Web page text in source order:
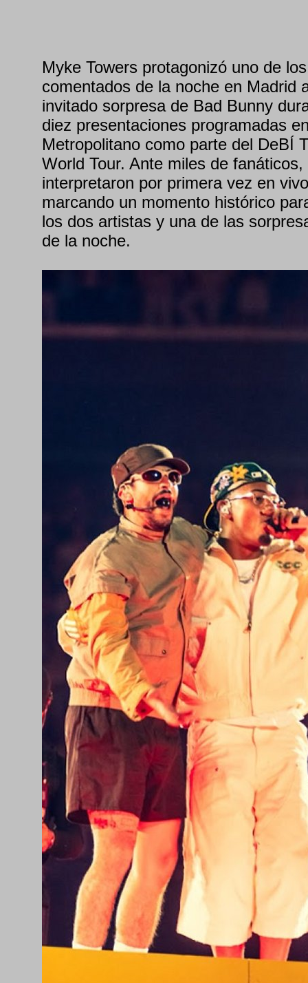
Myke Towers protagonizó uno de
comentados de la noche en Madrid
invitado sorpresa de Bad Bunny
diez presentaciones programadas
Metropolitano como parte del DeBÍ
World Tour. Ante miles de
interpretaron por primera vez en
marcando un momento histórico
los dos artistas y una de las
de la noche.